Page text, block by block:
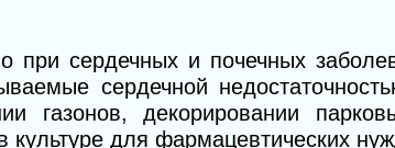
при сердечных и почечных
сердечной
газонов, декорировании
для фармацевтических